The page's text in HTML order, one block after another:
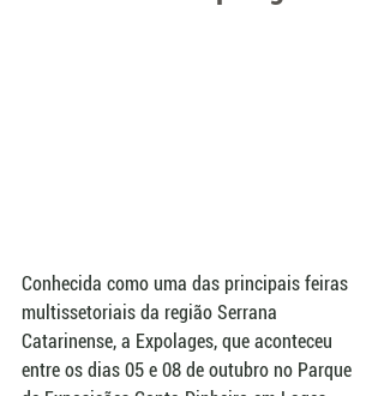
Conhecida como uma das principais feiras
multissetoriais da região Serrana
Catarinense, a Expolages, que aconteceu
entre os dias 05 e 08 de outubro no Parque